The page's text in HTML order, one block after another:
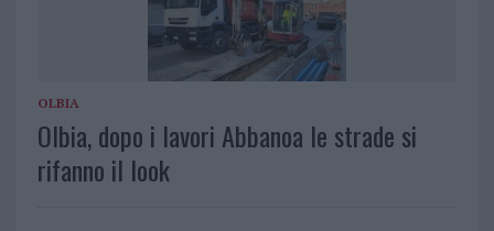
OLBIA
Olbia, dopo i lavori Abbanoa le strade si
rifanno il look